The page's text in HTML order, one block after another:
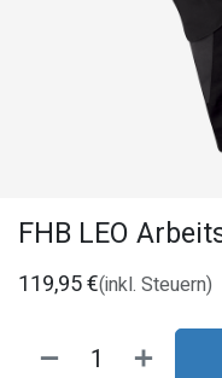
FHB LEO
119,95€(inkl. Steuern)